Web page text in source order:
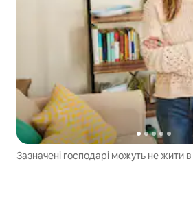
Зазначені господарі можуть не жити